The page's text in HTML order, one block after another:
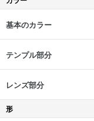
基本のカラー
テンプル部分
レンズ部分
形